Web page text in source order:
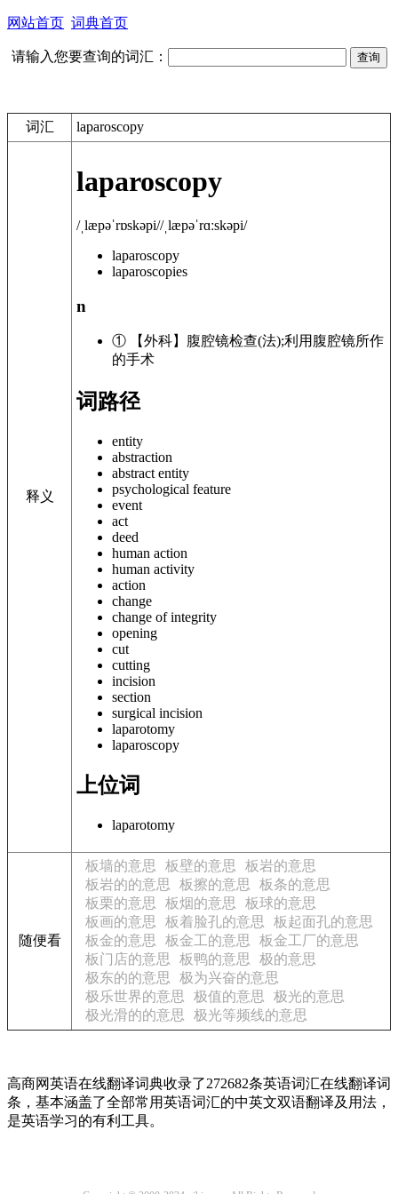
网站首页 词典首页
请输入您要查询的词汇：
词汇 laparoscopy
释义
laparoscopy
/ˌlæpəˈrɒskəpi//ˌlæpəˈrɑːskəpi/
laparoscopy
laparoscopies
n
① 【外科】腹腔镜检查(法);利用腹腔镜所作
的手术
词路径
entity
abstraction
abstract entity
psychological feature
event
act
deed
human action
human activity
action
change
change of integrity
opening
cut
cutting
incision
section
surgical incision
laparotomy
laparoscopy
上位词
laparotomy
随便看
板墙的意思 板壁的意思
板岩的意思
板岩的的意思
板擦的意思
板条的意思
板栗的意思
板烟的意思
板球的意思
板画的意思
板着脸孔的意思
板起面孔的意思
板金的意思
板金工的意思
板金工厂的意思
板门店的意思
板鸭的意思
极的意思
极东的的意思
极为兴奋的意思
极乐世界的意思
极值的意思
极光的意思
极光滑的的意思
极光等频线的意思
高商网英语在线翻译词典收录了272682条英语词汇在线翻译词
条，基本涵盖了全部常用英语词汇的中英文双语翻译及用法，
是英语学习的有利工具。